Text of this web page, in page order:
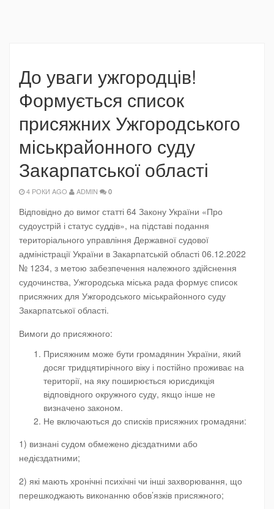
До уваги ужгородців!
Формується список
присяжних Ужгородського
міськрайонного суду
Закарпатської області
4 РОКИ AGO ADMIN 0
Відповідно до вимог статті 64 Закону України «Про
судоустрій і статус суддів», на підставі подання
територіального управління Державної судової
адміністрації України в Закарпатській області 06.12.2022
№ 1234, з метою забезпечення належного здійснення
судочинства, Ужгородська міська рада формує список
присяжних для Ужгородського міськрайонного суду
Закарпатської області.
Вимоги до присяжного:
Присяжним може бути громадянин України, який
досяг тридцятирічного віку і постійно проживає на
території, на яку поширюється юрисдикція
відповідного окружного суду, якщо інше не
визначено законом.
Не включаються до списків присяжних громадяни:
1) визнані судом обмежено дієздатними або
недієздатними;
2) які мають хронічні психічні чи інші захворювання, що
перешкоджають виконанню обов’язків присяжного;